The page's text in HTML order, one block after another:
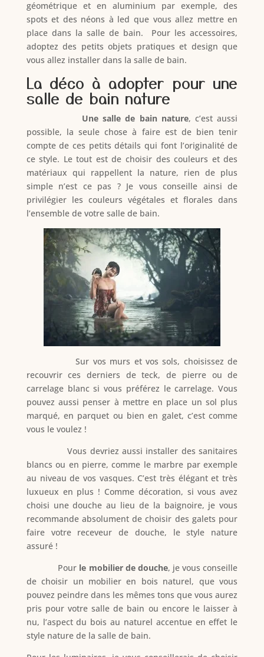
géométrique et en aluminium par exemple, des
spots et des néons à led que vous allez mettre en
place dans la salle de bain. Pour les accessoires,
adoptez des petits objets pratiques et design que
vous allez installer dans la salle de bain.
La déco à adopter pour une
salle de bain nature
Une salle de bain nature, c’est aussi
possible, la seule chose à faire est de bien tenir
compte de ces petits détails qui font l’originalité de
ce style. Le tout est de choisir des couleurs et des
matériaux qui rappellent la nature, rien de plus
simple n’est ce pas ? Je vous conseille ainsi de
privilégier les couleurs végétales et florales dans
l’ensemble de votre salle de bain.
Sur vos murs et vos sols, choisissez de
recouvrir ces derniers de teck, de pierre ou de
carrelage blanc si vous préférez le carrelage. Vous
pouvez aussi penser à mettre en place un sol plus
marqué, en parquet ou bien en galet, c’est comme
vous le voulez !
Vous devriez aussi installer des sanitaires
blancs ou en pierre, comme le marbre par exemple
au niveau de vos vasques. C’est très élégant et très
luxueux en plus ! Comme décoration, si vous avez
choisi une douche au lieu de la baignoire, je vous
recommande absolument de choisir des galets pour
faire votre receveur de douche, le style nature
assuré !
Pour le mobilier de douche, je vous conseille
de choisir un mobilier en bois naturel, que vous
pouvez peindre dans les mêmes tons que vous aurez
pris pour votre salle de bain ou encore le laisser à
nu, l’aspect du bois au naturel accentue en effet le
style nature de la salle de bain.